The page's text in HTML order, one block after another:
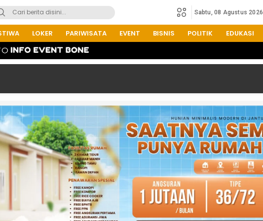
Sabtu, 08 Agustus 2026
LOKER PARIWISATA EVENT BISNIS POLITIK EDUKASI